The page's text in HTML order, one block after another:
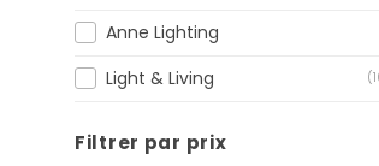
Anne Lighting
Light & Living
Filtrer par prix